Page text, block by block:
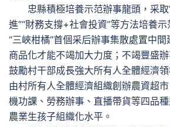
忠縣積極培養示范辦事龍頭，采取
進”“財務支撐+社會投資”等方法培養示
“三峽柑橘”首個采后辦事集散處置中
商品化才能不竭加大力度；不竭豐盛
鼓勵村干部成長強大所有人全體經濟
由村所有人全體經濟組織創辦農資超
機功課、勞務辦事、直播帶貨等四品
農業生孩子組織化水平。